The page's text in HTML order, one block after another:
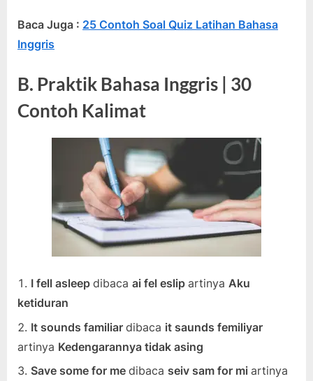
Baca Juga : 25 Contoh Soal Quiz Latihan Bahasa
Inggris
B. Praktik Bahasa Inggris | 30
Contoh Kalimat
I fell asleep dibaca ai fel eslip artinya Aku
ketiduran
It sounds familiar dibaca it saunds femiliyar
artinya Kedengarannya tidak asing
Save some for me dibaca seiv sam for mi artinya